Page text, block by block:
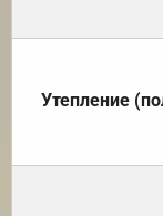
Утепление